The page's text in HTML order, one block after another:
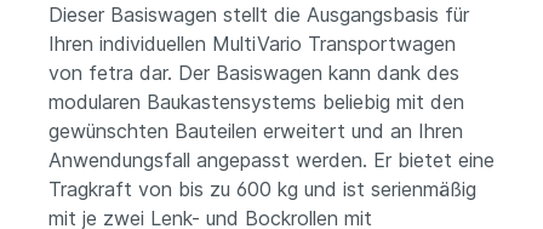
Dieser Basiswagen stellt die Ausgangsbasis für
Ihren individuellen MultiVario Transportwagen
von fetra dar. Der Basiswagen kann dank des
modularen Baukastensystems beliebig mit den
gewünschten Bauteilen erweitert und an Ihren
Anwendungsfall angepasst werden. Er bietet eine
Tragkraft von bis zu 600 kg und ist serienmäßig
mit je zwei Lenk- und Bockrollen mit